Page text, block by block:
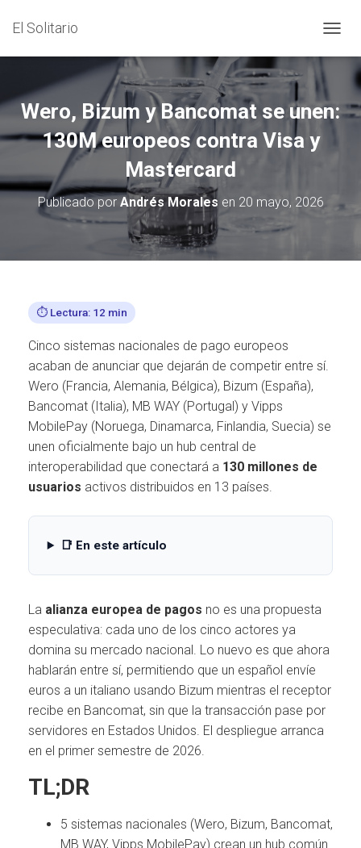
El Solitario
A
A
Wero, Bizum y Bancomat se unen:
130M europeos contra Visa y
Mastercard
Publicado por Andrés Morales en 20 mayo, 2026
⏱️ Lectura: 12 min
Cinco sistemas nacionales de pago europeos
acaban de anunciar que dejarán de competir entre sí.
Wero (Francia, Alemania, Bélgica), Bizum (España),
Bancomat (Italia), MB WAY (Portugal) y Vipps
MobilePay (Noruega, Dinamarca, Finlandia, Suecia) se
unen oficialmente bajo un hub central de
interoperabilidad que conectará a 130 millones de
usuarios activos distribuidos en 13 países.
📑 En este artículo
La alianza europea de pagos no es una propuesta
especulativa: cada uno de los cinco actores ya
domina su mercado nacional. Lo nuevo es que ahora
hablarán entre sí, permitiendo que un español envíe
euros a un italiano usando Bizum mientras el receptor
recibe en Bancomat, sin que la transacción pase por
servidores en Estados Unidos. El despliegue arranca
en el primer semestre de 2026.
TL;DR
5 sistemas nacionales (Wero, Bizum, Bancomat,
MB WAY, Vipps MobilePay) crean un hub común